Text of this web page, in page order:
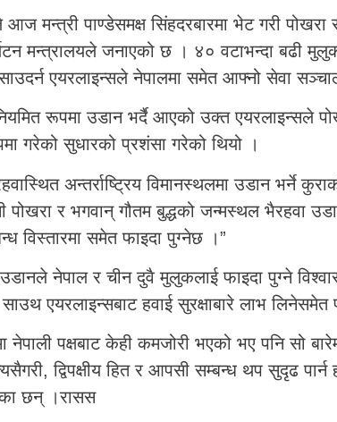
आज मन्त्री पाण्डेसमक्ष सिंहदरबारमा भेट गरी पोखरा
मन्त्रालयले जनाएको छ । ४० वटाभन्दा बढी
एयरलाइन्सले नेपालमा समेत आफ्नो सेवा
रूपमा उडान भर्दै आएको उक्त एयरलाइन्सले
गरेको सुधारको प्रशंसा गरेको थियो ।
अन्तर्राष्ट्रिय विमानस्थलमा उडान भर्ने
र भगवान् गौतम बुद्धको जन्मस्थल भैरहवा
विस्तारमा समेत फाइदा पुग्नेछ ।”
उडानले नेपाल र चीन दुवै मुलुकलाई फाइदा पुग्ने
एयरलाइन्सबाट हवाई सुरक्षाबारे लाभ लिनेसमेत
नेपाली पक्षबाट केही कमजोरी भएको भए पनि सो
द्विपक्षीय हित र आपसी सम्बन्ध थप सुदृढ पार्न
छन् ।रासस